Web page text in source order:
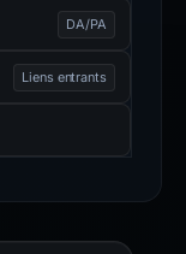
DA/PA
Liens entrants